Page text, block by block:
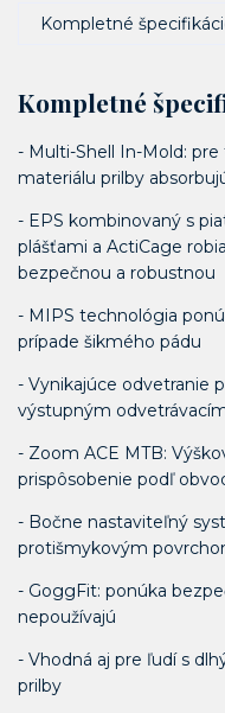
Kompletné
Kompletné
- Multi-Shell In-Mold:
materiálu prilby
- EPS kombinovaný s
plášťami a ActiCage
bezpečnou a robustnou
- MIPS technológia
prípade šikmého pádu
- Vynikajúce odvetranie
výstupným
- Zoom ACE MTB:
prispôsobenie podľ
- Bočne nastaviteľný
protišmykovým
- GoggFit: ponúka
nepoužívajú
- Vhodná aj pre ľudí s
prilby